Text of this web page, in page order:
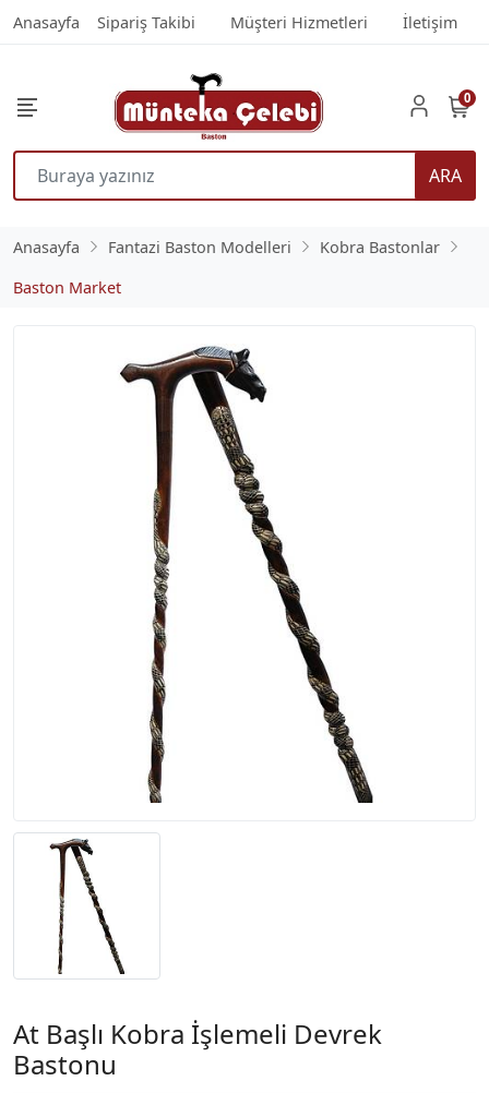
Anasayfa Sipariş Takibi Müşteri Hizmetleri İletişim
ARA
0
Anasayfa Fantazi Baston Modelleri
Kobra Bastonlar
Baston Market
At Başlı Kobra İşlemeli Devrek
Bastonu